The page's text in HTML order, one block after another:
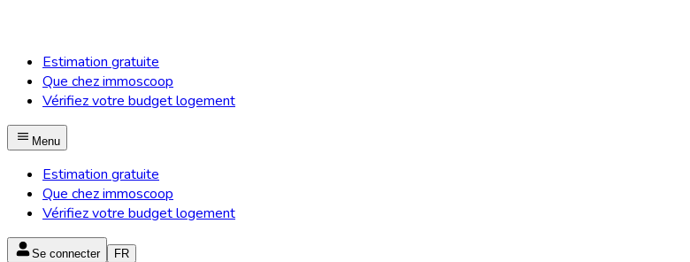
Estimation gratuite
Que chez immoscoop
Vérifiez votre budget logement
Menu
Estimation gratuite
Que chez immoscoop
Vérifiez votre budget logement
Se connecter FR